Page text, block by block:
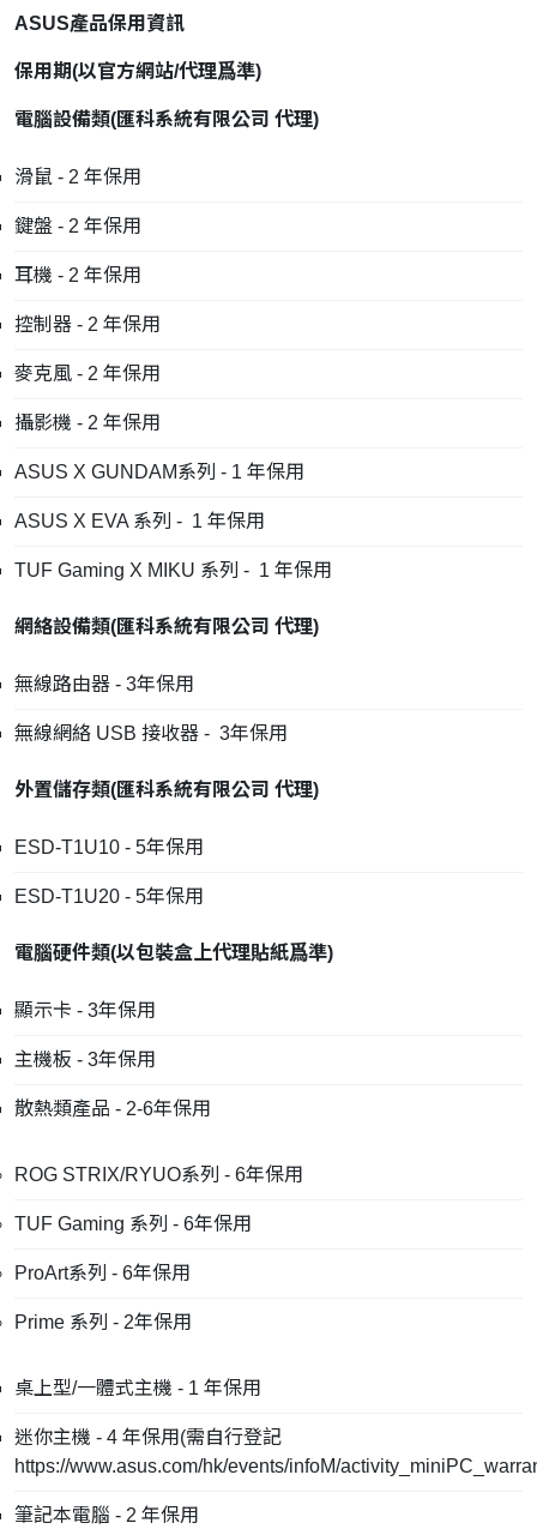
ASUS產品保用資訊
保用期(以官方網站/代理爲準)
電腦設備類(匯科系統有限公司 代理)
滑鼠 - 2 年保用
鍵盤 - 2 年保用
耳機 - 2 年保用
控制器 - 2 年保用
麥克風 - 2 年保用
攝影機 - 2 年保用
ASUS X GUNDAM系列 - 1 年保用
ASUS X EVA 系列 - 1 年保用
TUF Gaming X MIKU 系列 - 1 年保用
網絡設備類(匯科系統有限公司 代理)
無線路由器 - 3年保用
無線網絡 USB 接收器 - 3年保用
外置儲存類(匯科系統有限公司 代理)
ESD-T1U10 - 5年保用
ESD-T1U20 - 5年保用
電腦硬件類(以包裝盒上代理貼紙爲準)
顯示卡 - 3年保用
主機板 - 3年保用
散熱類產品 - 2-6年保用
ROG STRIX/RYUO系列 - 6年保用
TUF Gaming 系列 - 6年保用
ProArt系列 - 6年保用
Prime 系列 - 2年保用
桌上型/一體式主機 - 1 年保用
迷你主機 - 4 年保用(需自行登記
https://www.asus.com/hk/events/infoM/
筆記本電腦 - 2 年保用